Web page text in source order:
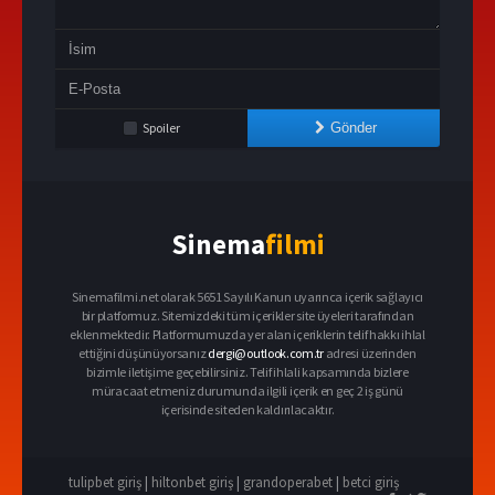
Spoiler Gönder
Sinemafilmi
Sinemafilmi.net olarak 5651 Sayılı Kanun uyarınca içerik sağlayıcı
bir platformuz. Sitemizdeki tüm içerikler site üyeleri tarafından
eklenmektedir. Platformumuzda yer alan içeriklerin telif hakkı ihlal
ettiğini düşünüyorsanızdergi@outlook.com.tr adresi üzerinden
bizimle iletişime geçebilirsiniz. Telif ihlali kapsamında bizlere
müracaat etmeniz durumunda ilgili içerik en geç 2 iş günü
içerisinde siteden kaldırılacaktır.
tulipbet giriş | hiltonbet giriş | grandoperabet | betci giriş